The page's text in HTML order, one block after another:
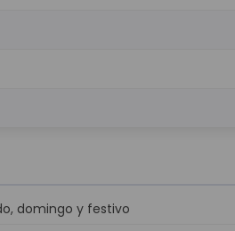
domingo y festivo